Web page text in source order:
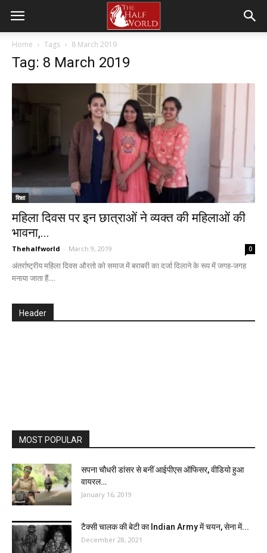
Home Tags 8 March 2019
Tag: 8 March 2019
शिक्षा
महिला दिवस पर इन छात्राओं ने व्यक्त की महिलाओं की
भावना,...
Thehalfworld - March 9, 2019 0
अंतर्राष्ट्रीय महिला दिवस औरतो को समाज में बराबरी का दर्जा दिलाने के रूप में जगह-जगह
मनाया जाता हैं....
Header
MOST POPULAR
सपना चौधरी डांसर से बनीं आईपीएस ऑफिसर, वीडियो हुआ
वायरल…
January 16, 2019
टैक्सी चालक की बेटी का Indian Army में चयन, सेना में...
December 28, 2021